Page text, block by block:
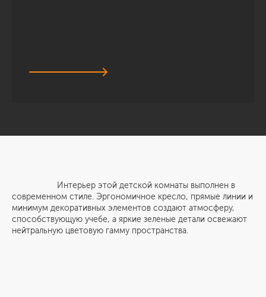
Интерьер этой детской комнаты выполнен в
современном стиле. Эргономичное кресло, прямые линии и
минимум декоративных элементов создают атмосферу,
способствующую учебе, а яркие зеленые детали освежают
нейтральную цветовую гамму пространства.